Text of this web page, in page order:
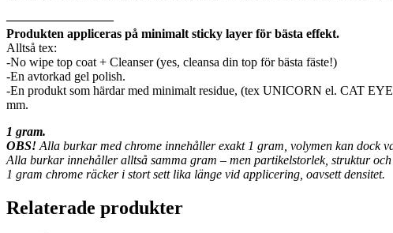
————————–
Produkten appliceras på minimalt sticky layer för bästa effekt.
Alltså tex:
-No wipe top coat + Cleanser (yes, cleansa din top för bästa fäste!)
-En avtorkad gel polish.
-En produkt som härdar med minimalt residue, (tex UNICORN el. CAT
mm.
1 gram.
OBS! Alla burkar med chrome innehåller exakt 1 gram, volymen kan dock
Alla burkar innehåller alltså samma gram – men partikelstorlek, struktur
1 gram chrome räcker i stort sett lika länge vid applicering, oavsett densitet.
Relaterade produkter